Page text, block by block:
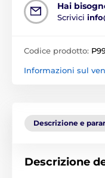
Hai
Scrivici
Codice prodotto:
Informazioni sul
Descrizione e
Descrizione